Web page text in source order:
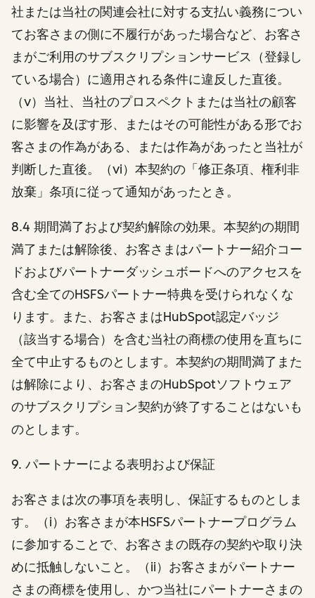
社または当社の関連会社に対する支払い義務につい
てお客さまの側に不履行があった場合など、お客さ
まがご利用のサブスクリプションサービス（登録し
ている場合）に適用される条件に違反した直後。
（v）当社、当社のプロスペクトまたは当社の顧客
に影響を及ぼす形、またはその可能性がある形でお
客さまの作為がある、または作為があったと当社が
判断した直後。（vi）本契約の「修正条項、権利非
放棄」条項に従って通知があったとき。
8.4 期間満了および契約解除の効果。本契約の期間
満了または解除後、お客さまはパートナー紹介コー
ドおよびパートナーダッシュボードへのアクセスを
含む全てのHSFSパートナー特典を受けられなくな
ります。また、お客さまはHubSpot認定バッジ
（該当する場合）を含む当社の商標の使用を直ちに
全て中止するものとします。本契約の期間満了また
は解除により、お客さまのHubSpotソフトウェア
のサブスクリプション契約が終了することはないも
のとします。
9. パートナーによる表明および保証
お客さまは次の事項を表明し、保証するものとしま
す。（i）お客さまが本HSFSパートナープログラム
に参加することで、お客さまの既存の契約や取り決
めに抵触しないこと。（ii）お客さまがパートナー
さまの商標を使用し、かつ当社にパートナーさまの